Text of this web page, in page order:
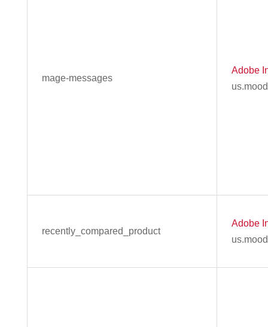
mage-messages
Adobe
recently_compared_product
Adobe